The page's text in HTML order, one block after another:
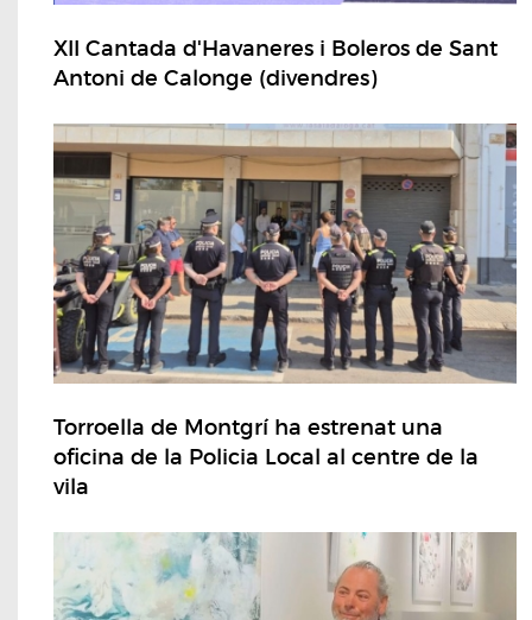
XII Cantada d'Havaneres i Boleros de Sant
Antoni de Calonge (divendres)
Torroella de Montgrí ha estrenat una
oficina de la Policia Local al centre de la
vila